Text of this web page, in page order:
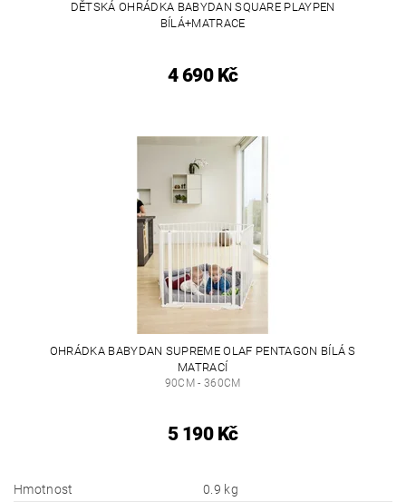
DĚTSKÁ OHRÁDKA BABYDAN SQUARE PLAYPEN
BÍLÁ+MATRACE
4 690 Kč
OHRÁDKA BABYDAN SUPREME OLAF PENTAGON BÍLÁ S
MATRACÍ
90CM - 360CM
5 190 Kč
Hmotnost
0.9 kg